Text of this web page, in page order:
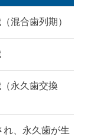
混合歯列期）
永久歯交換
れ、永久歯が生